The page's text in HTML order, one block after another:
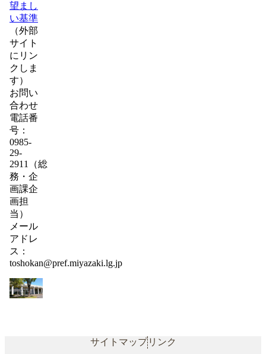
望まし
い基準
（外部
サイト
にリン
クしま
す）
お問い
合わせ
電話番
号：
0985-
29-
2911（総
務・企
画課企
画担
当）
メール
アドレ
ス：
toshokan@pref.miyazaki.lg.jp
サイトマップリンク